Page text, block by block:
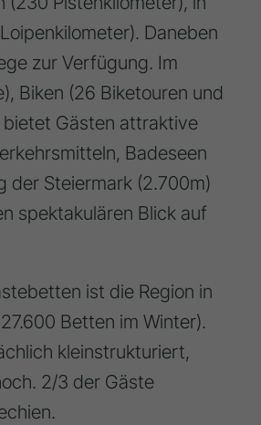
Daneben
zur Verfügung. Im
Biken (26 Biketouren und
bietet Gästen attraktive
Badeseen
der Steiermark (2.700m)
spektakulären Blick auf
ist die Region in
Betten im Winter).
kleinstrukturiert,
2/3 der Gäste